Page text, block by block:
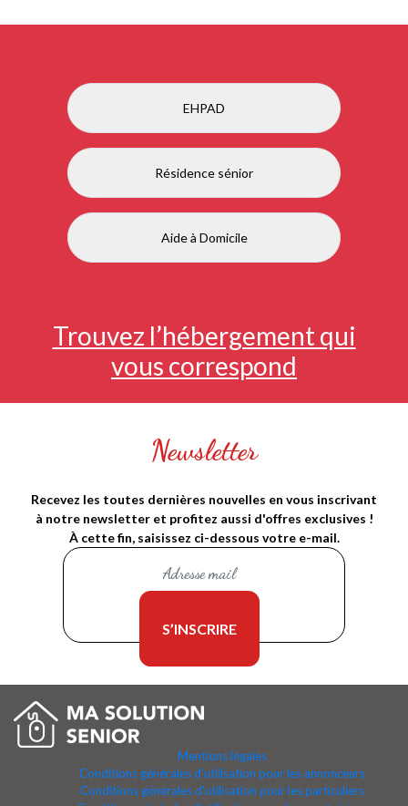
EHPAD
Résidence sénior
Aide à Domicile
Trouvez l’hébergement qui
vous correspond
Newsletter
Recevez les toutes dernières nouvelles en vous inscrivant
à notre newsletter et profitez aussi d'offres exclusives !
À cette fin, saisissez ci-dessous votre e-mail.
Mentions légales
Conditions générales d'utilisation pour les annonceurs
Conditions générales d'utilisation pour les particuliers